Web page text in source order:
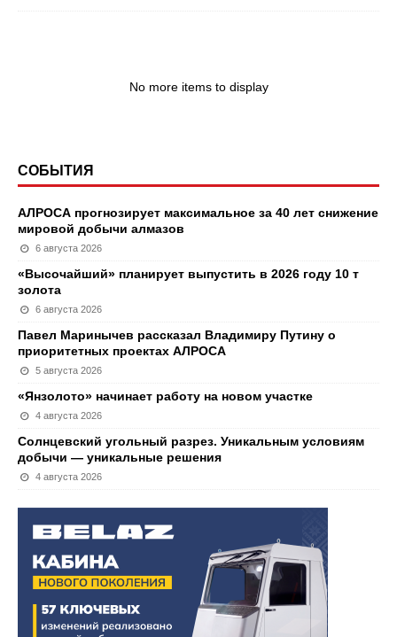
No more items to display
СОБЫТИЯ
АЛРОСА прогнозирует максимальное за 40 лет снижение
мировой добычи алмазов
6 августа 2026
«Высочайший» планирует выпустить в 2026 году 10 т
золота
6 августа 2026
Павел Маринычев рассказал Владимиру Путину о
приоритетных проектах АЛРОСА
5 августа 2026
«Янзолото» начинает работу на новом участке
4 августа 2026
Солнцевский угольный разрез. Уникальным условиям
добычи — уникальные решения
4 августа 2026